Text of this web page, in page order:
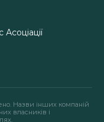
Назви інших компаній
власників і